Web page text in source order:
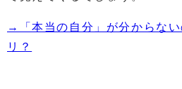
→「本当の自分」が分からな
リ？